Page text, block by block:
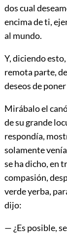
dos cual
encima de ti,
al mundo.
Y, diciendo
remota parte,
deseos de
Mirábalo el
de su grande
respondía,
solamente
se ha dicho, en
compasión,
verde yerba,
dijo:
— ¿Es posible,